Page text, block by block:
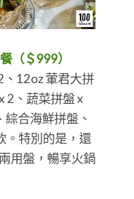
（＄999）
、12oz 葷君大拼
2、蔬菜拼盤 x
合海鮮拼盤、
。特別的是，還
用盤，暢享火鍋